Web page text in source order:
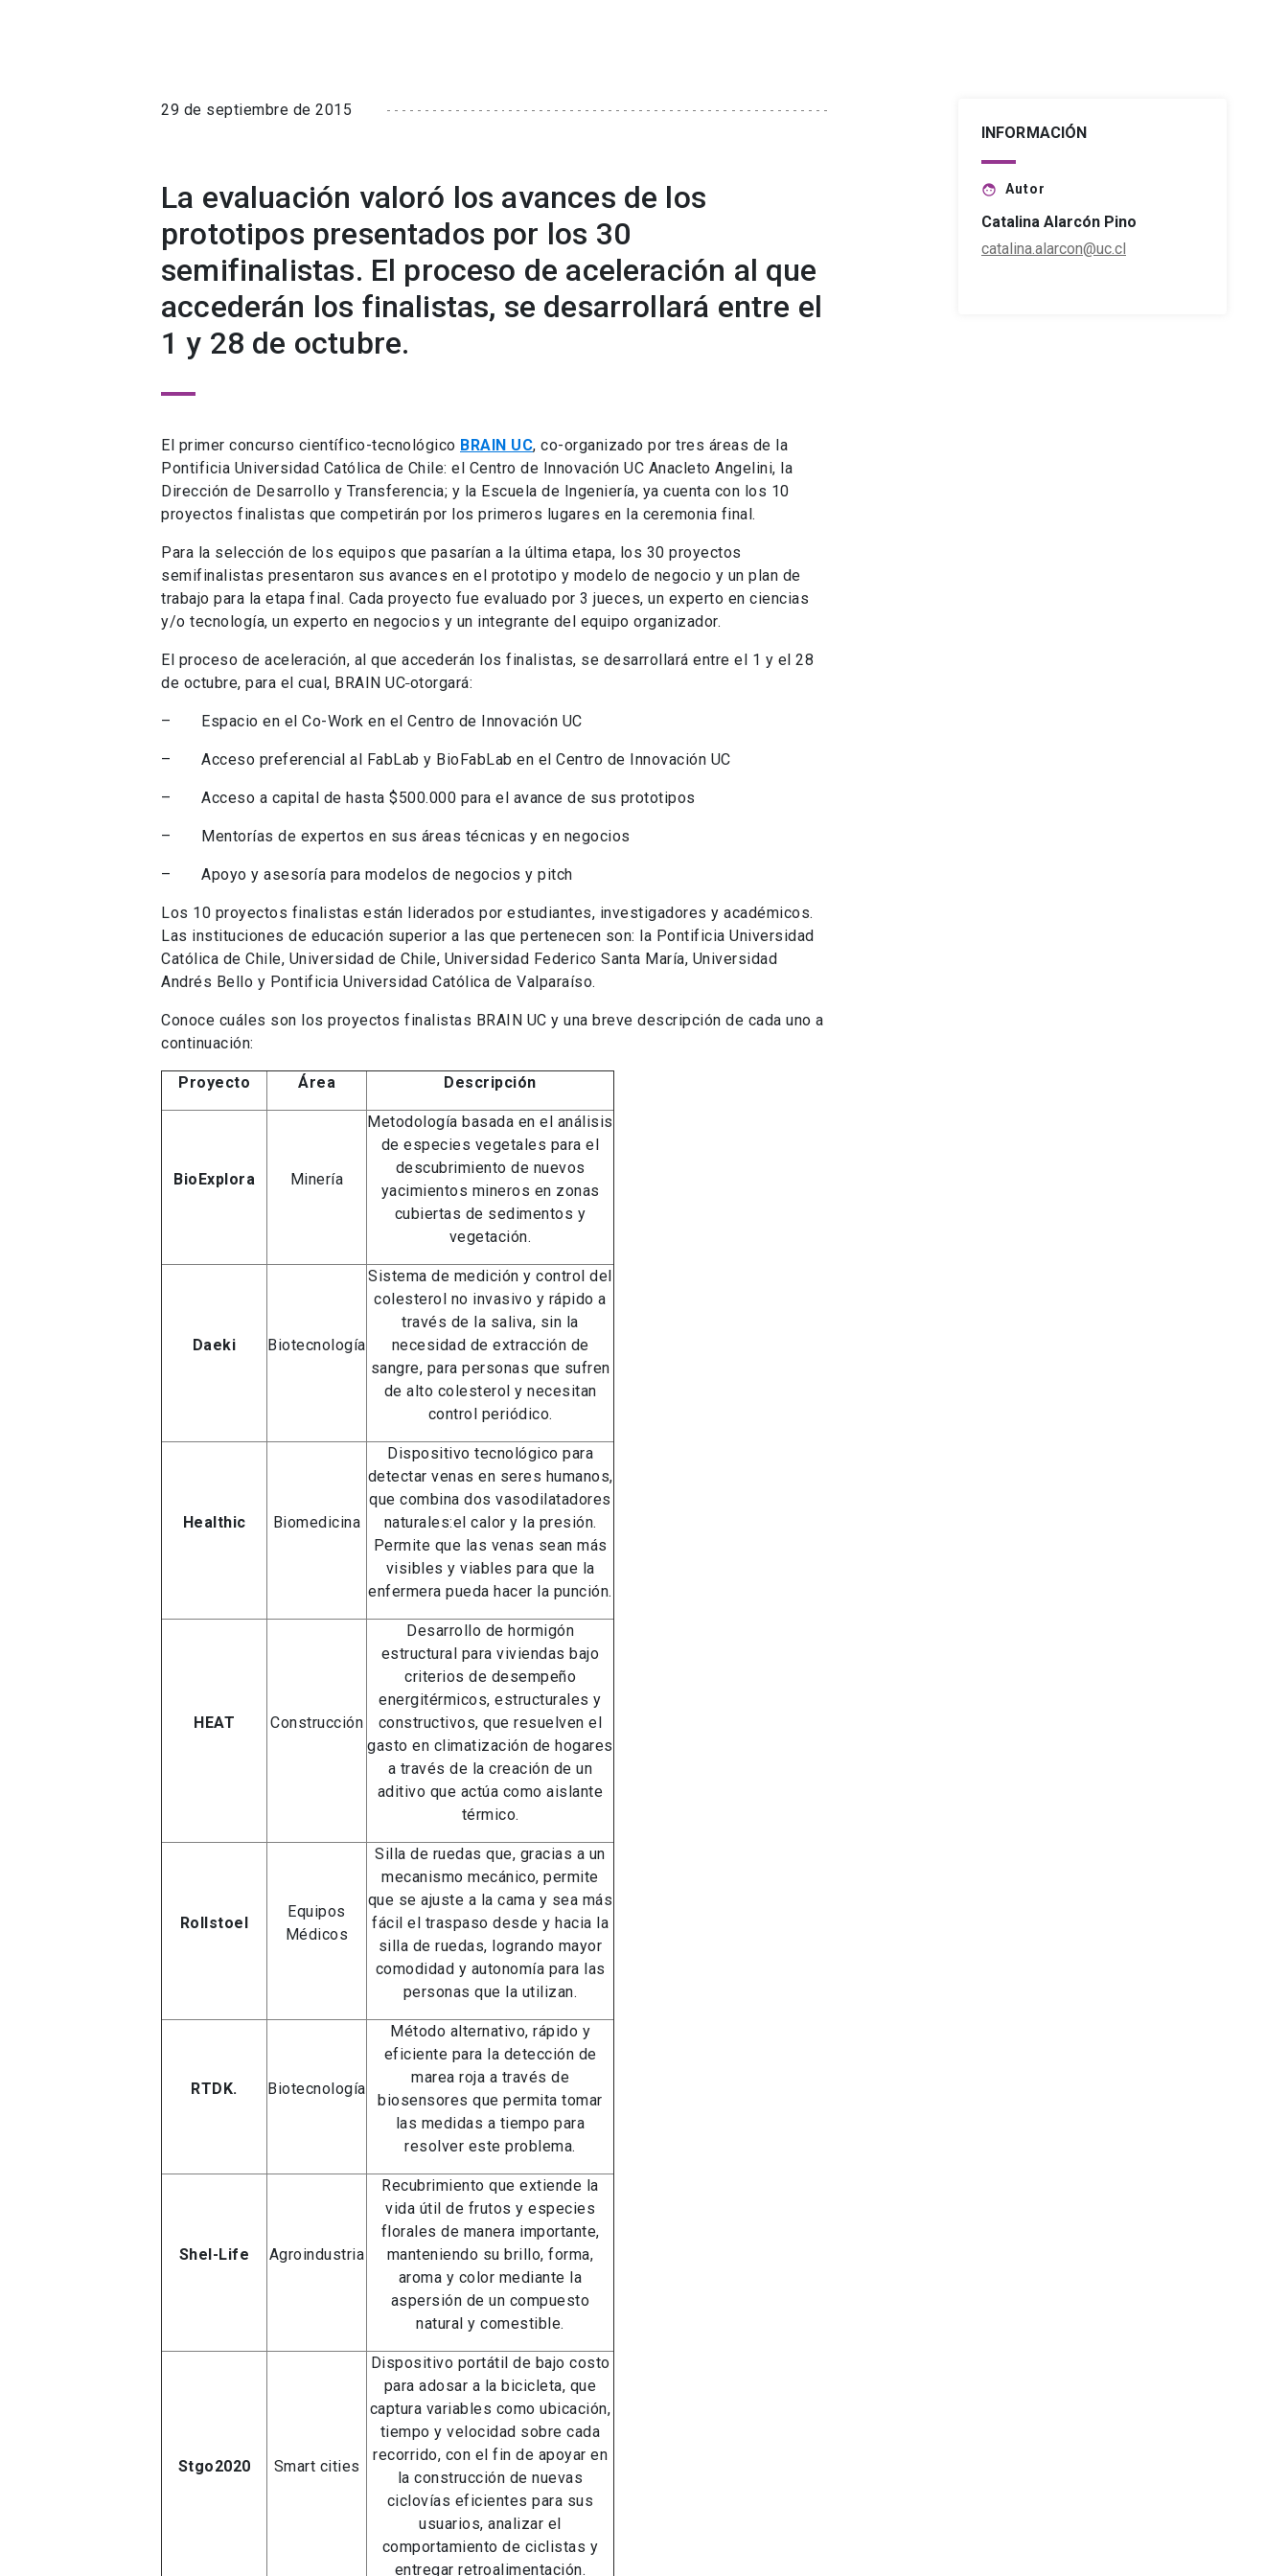
29 de septiembre de 2015
La evaluación valoró los avances de los
prototipos presentados por los 30
semifinalistas. El proceso de aceleración al que
accederán los finalistas, se desarrollará entre el
1 y 28 de octubre.
El primer concurso científico-tecnológico BRAIN UC, co-organizado por tres áreas de la
Pontificia Universidad Católica de Chile: el Centro de Innovación UC Anacleto Angelini, la
Dirección de Desarrollo y Transferencia; y la Escuela de Ingeniería, ya cuenta con los 10
proyectos finalistas que competirán por los primeros lugares en la ceremonia final.
Para la selección de los equipos que pasarían a la última etapa, los 30 proyectos
semifinalistas presentaron sus avances en el prototipo y modelo de negocio y un plan de
trabajo para la etapa final. Cada proyecto fue evaluado por 3 jueces, un experto en ciencias
y/o tecnología, un experto en negocios y un integrante del equipo organizador.
El proceso de aceleración, al que accederán los finalistas, se desarrollará entre el 1 y el 28
de octubre, para el cual, BRAIN UC otorgará:
– Espacio en el Co-Work en el Centro de Innovación UC
– Acceso preferencial al FabLab y BioFabLab en el Centro de Innovación UC
– Acceso a capital de hasta $500.000 para el avance de sus prototipos
– Mentorías de expertos en sus áreas técnicas y en negocios
– Apoyo y asesoría para modelos de negocios y pitch
Los 10 proyectos finalistas están liderados por estudiantes, investigadores y académicos.
Las instituciones de educación superior a las que pertenecen son: la Pontificia Universidad
Católica de Chile, Universidad de Chile, Universidad Federico Santa María, Universidad
Andrés Bello y Pontificia Universidad Católica de Valparaíso.
Conoce cuáles son los proyectos finalistas BRAIN UC y una breve descripción de cada uno a
continuación:
Proyecto Área Descripción
BioExplora Minería
Metodología basada en el análisis
de especies vegetales para el
descubrimiento de nuevos
yacimientos mineros en zonas
cubiertas de sedimentos y
vegetación.
Daeki Biotecnología
Sistema de medición y control del
colesterol no invasivo y rápido a
través de la saliva, sin la
necesidad de extracción de
sangre, para personas que sufren
de alto colesterol y necesitan
control periódico.
Healthic Biomedicina
Dispositivo tecnológico para
detectar venas en seres humanos,
que combina dos vasodilatadores
naturales:​el calor y la presión​.
Permite que las venas sean más
visibles y viables para que la
enfermera pueda hacer la punción.
HEAT Construcción
Desarrollo de hormigón
estructural para viviendas bajo
criterios de desempeño
energitérmicos, estructurales y
constructivos,​ que resuelven el
gasto en climatización de hogares
a través de la creación de un
aditivo que actúa como aislante
térmico.
Rollstoel
Equipos
Médicos
Silla de ruedas que, gracias a un
mecanismo mecánico, permite
que se ajuste a la cama y sea más
fácil el traspaso desde y hacia la
silla de ruedas,​ logrando mayor
comodidad y autonomía para las
personas que la utilizan.
RTDK. Biotecnología
Método alternativo, rápido y
eficiente para la detección de
marea roja a través de
biosensores que permita tomar
las medidas a tiempo para
resolver este problema.
Shel-Life Agroindustria
Recubrimiento que extiende la
vida útil de frutos y especies
florales de manera importante,
manteniendo su brillo, forma,
aroma y color mediante la
aspersión de un compuesto
natural y comestible.
Stgo2020 Smart cities
Dispositivo portátil de bajo costo
para adosar a la bicicleta, que
captura variables como ubicación,
tiempo y velocidad sobre cada
recorrido, con el fin de apoyar en
la construcción de nuevas
ciclovías eficientes para sus
usuarios, analizar el
comportamiento de ciclistas y
entregar retroalimentación.
INFORMACIÓN
face Autor
Catalina Alarcón Pino
catalina.alarcon@uc.cl